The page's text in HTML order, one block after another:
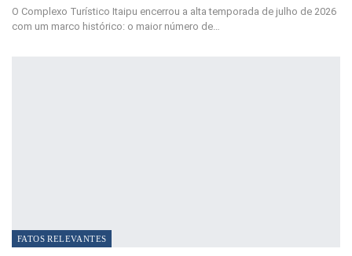
O Complexo Turístico Itaipu encerrou a alta temporada de julho de 2026
com um marco histórico: o maior número de…
FATOS RELEVANTES